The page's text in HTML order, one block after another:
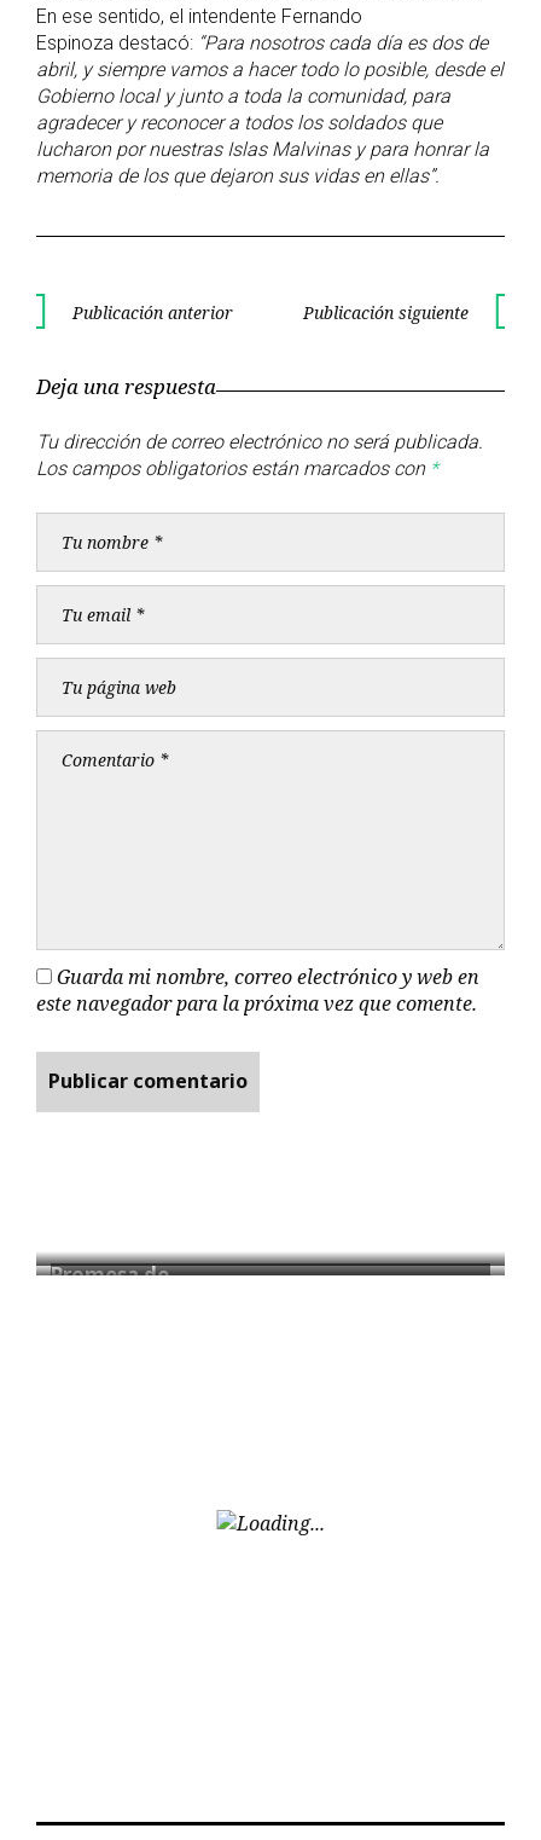
En ese sentido, el intendente Fernando
Espinoza destacó: “Para nosotros cada día es dos de
abril, y siempre vamos a hacer todo lo posible, desde el
Gobierno local y junto a toda la comunidad, para
agradecer y reconocer a todos los soldados que
lucharon por nuestras Islas Malvinas y para honrar la
memoria de los que dejaron sus vidas en ellas”.
Navegación
entradas
Publicación anterior Publicación siguiente
Deja una respuesta
Tu dirección de correo electrónico no será publicada.
Los campos obligatorios están marcados con *
Guarda mi nombre, correo electrónico y web en
este navegador para la próxima vez que comente.
Promesa de…